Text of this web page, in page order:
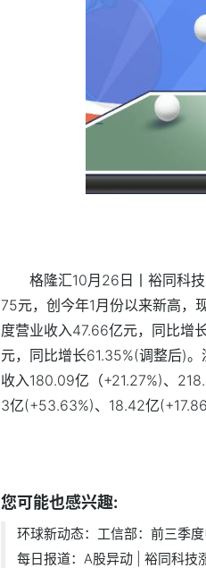
格隆汇10月26日丨裕同科
75元，创今年1月份以来新高，
度营业收入47.66亿元，同比增
元，同比增长61.35%(调整后)
收入180.09亿（+21.27%)、
3亿(+53.63%)、18.42亿
您可能也感兴趣:
环球新动态：工信部：前三季
每日报道：A股异动 | 裕同科技